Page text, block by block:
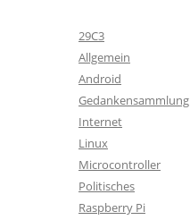
29C3
Allgemein
Android
Gedankensammlung
Internet
Linux
Microcontroller
Politisches
Raspberry Pi